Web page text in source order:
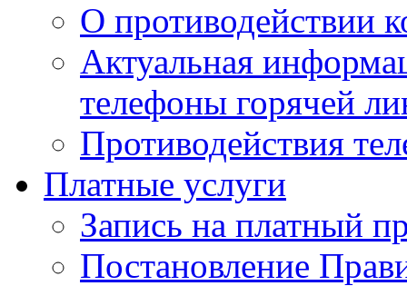
О противодействии
Актуальная
телефоны горячей
Противодействия
Платные услуги
Запись на платный
Постановление